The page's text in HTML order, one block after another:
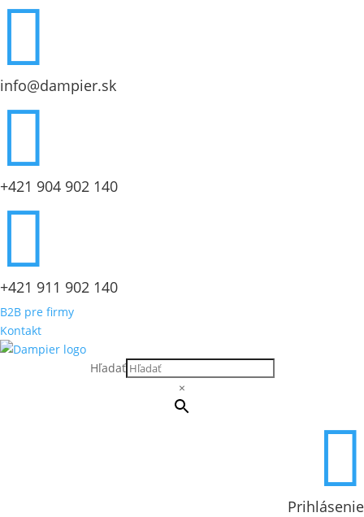

info@dampier.sk

+421 904 902 140

+421 911 902 140
B2B pre firmy
Kontakt
Hľadať
×

Prihlásenie